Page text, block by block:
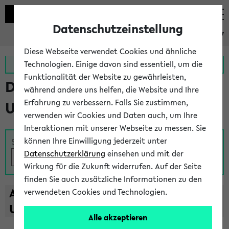
eKVV
Zur MeineUni App Zum MeineUni Portal
Das Lehrangebot der
Universität Bielefeld
Suche
A B C D E F G H I J K L M N O
U
V W X Y
Z
Datenschutzeinstellung
Diese Webseite verwendet Cookies und ähnliche
Technologien. Einige davon sind essentiell, um die
Funktionalität der Website zu gewährleisten,
während andere uns helfen, die Website und Ihre
Erfahrung zu verbessern. Falls Sie zustimmen,
verwenden wir Cookies und Daten auch, um Ihre
Interaktionen mit unserer Webseite zu messen. Sie
können Ihre Einwilligung jederzeit unter
Datenschutzerklärung einsehen und mit der
Wirkung für die Zukunft widerrufen. Auf der Seite
finden Sie auch zusätzliche Informationen zu den
verwendeten Cookies und Technologien.
Alle akzeptieren